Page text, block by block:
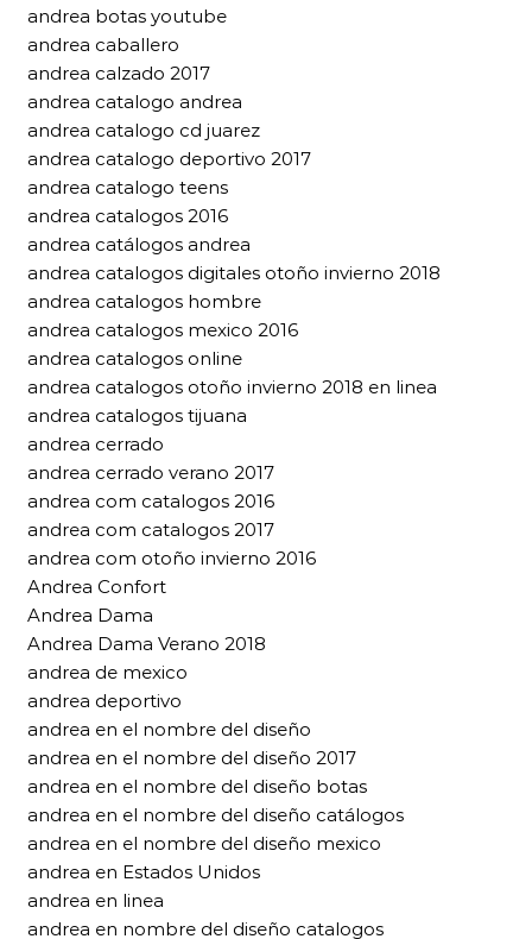
andrea botas youtube
andrea caballero
andrea calzado 2017
andrea catalogo andrea
andrea catalogo cd juarez
andrea catalogo deportivo 2017
andrea catalogo teens
andrea catalogos 2016
andrea catálogos andrea
andrea catalogos digitales otoño invierno 2018
andrea catalogos hombre
andrea catalogos mexico 2016
andrea catalogos online
andrea catalogos otoño invierno 2018 en linea
andrea catalogos tijuana
andrea cerrado
andrea cerrado verano 2017
andrea com catalogos 2016
andrea com catalogos 2017
andrea com otoño invierno 2016
Andrea Confort
Andrea Dama
Andrea Dama Verano 2018
andrea de mexico
andrea deportivo
andrea en el nombre del diseño
andrea en el nombre del diseño 2017
andrea en el nombre del diseño botas
andrea en el nombre del diseño catálogos
andrea en el nombre del diseño mexico
andrea en Estados Unidos
andrea en linea
andrea en nombre del diseño catalogos